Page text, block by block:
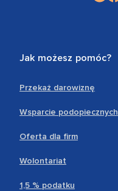
Jak możesz pomóc?
Przekaż darowiznę
Wsparcie podopiecznych
Oferta dla firm
Wolontariat
1,5 % podatku